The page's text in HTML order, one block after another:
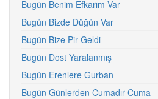
Bugün Benim Efkarım Var
Bugün Bizde Düğün Var
Bugün Bize Pir Geldi
Bugün Dost Yaralanmış
Bugün Erenlere Gurban
Bugün Günlerden Cumadır Cuma